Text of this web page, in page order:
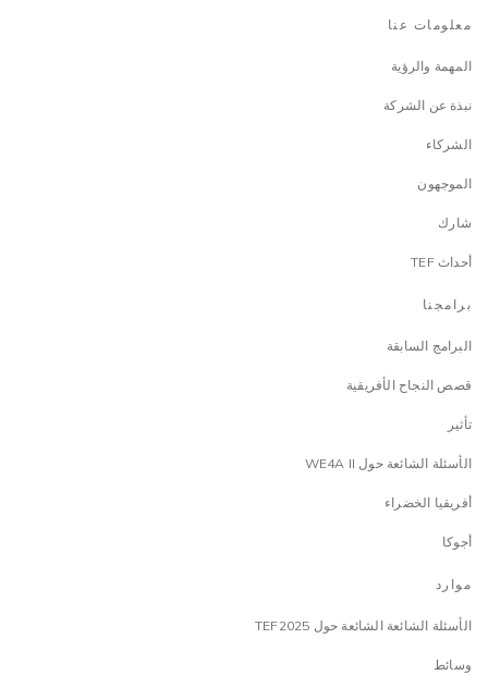
معلومات عنا
المهمة والرؤية
نبذة عن الشركة
الشركاء
الموجهون
شارك
أحداث TEF
برامجنا
البرامج السابقة
قصص النجاح الأفريقية
تأثير
الأسئلة الشائعة حول WE4A II
أفريقيا الخضراء
أجوكا
موارد
الأسئلة الشائعة الشائعة حول TEF2025
وسائط